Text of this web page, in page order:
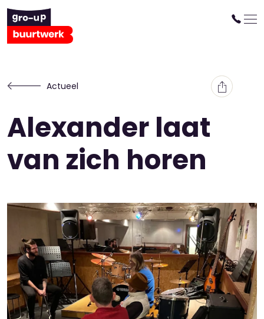
Actueel
Alexander laat
van zich horen